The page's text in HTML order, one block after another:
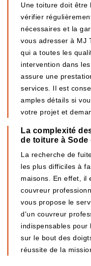
Une toiture doit être
vérifier
nécessaires et la
vous adresser à MJ
qui a toutes les
intervention dans
assure une
services. Il est
amples détails si
votre projet et
La complexité
de toiture à Sode
La recherche de
les plus difficiles à
maisons. En effet, il
couvreur
vous propose le
d'un couvreur
indispensables
sur le bout des
réussite de la